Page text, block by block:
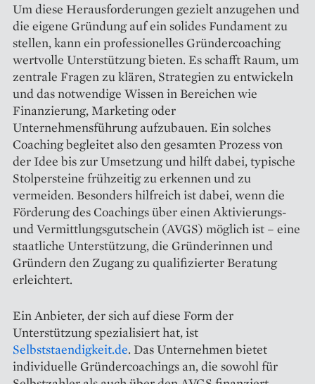
Um diese Herausforderungen gezielt anzugehen und
die eigene Gründung auf ein solides Fundament zu
stellen, kann ein professionelles Gründercoaching
wertvolle Unterstützung bieten. Es schafft Raum, um
zentrale Fragen zu klären, Strategien zu entwickeln
und das notwendige Wissen in Bereichen wie
Finanzierung, Marketing oder
Unternehmensführung aufzubauen. Ein solches
Coaching begleitet also den gesamten Prozess von
der Idee bis zur Umsetzung und hilft dabei, typische
Stolpersteine frühzeitig zu erkennen und zu
vermeiden. Besonders hilfreich ist dabei, wenn die
Förderung des Coachings über einen Aktivierungs-
und Vermittlungsgutschein (AVGS) möglich ist – eine
staatliche Unterstützung, die Gründerinnen und
Gründern den Zugang zu qualifizierter Beratung
erleichtert.
Ein Anbieter, der sich auf diese Form der
Unterstützung spezialisiert hat, ist
Selbststaendigkeit.de. Das Unternehmen bietet
individuelle Gründercoachings an, die sowohl für